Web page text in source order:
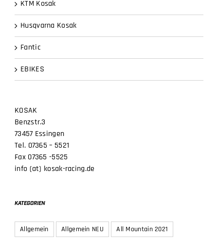
KTM Kosak
Husqvarna Kosak
Fantic
EBIKES
KOSAK
Benzstr.3
73457 Essingen
Tel. 07365 – 5521
Fax 07365 -5525